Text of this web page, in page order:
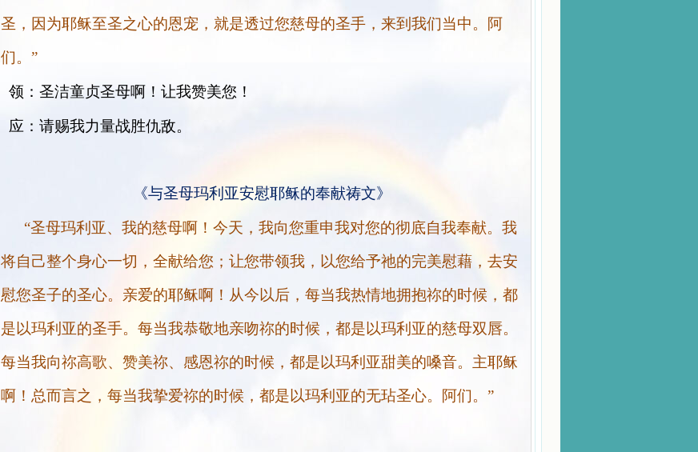
圣，因为耶稣至圣之心的恩宠，就是透过您慈母的圣手，来到我们当中。阿
们。”
领： 圣洁童贞圣母啊！让我赞美您！
应： 请赐我力量战胜仇敌。
《与圣母玛利亚安慰耶稣的奉献祷文》
“圣母玛利亚、我的慈母啊！今天，我向您重申我对您的彻底自我奉献。我
将自己整个身心一切，全献给您；让您带领我，以您给予祂的完美慰藉，去安
慰您圣子的圣心。亲爱的耶稣啊！从今以后，每当我热情地拥抱祢的时候，都
是以玛利亚的圣手。每当我恭敬地亲吻祢的时候，都是以玛利亚的慈母双唇。
每当我向祢高歌、赞美祢、感恩祢的时候，都是以玛利亚甜美的嗓音。主耶稣
啊！总而言之，每当我挚爱祢的时候，都是以玛利亚的无玷圣心。阿们。”